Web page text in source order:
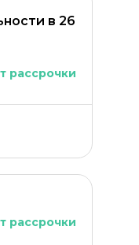
в 26
рассрочки
рассрочки